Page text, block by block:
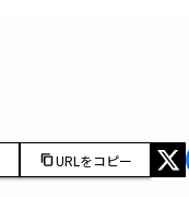
URLをコピー